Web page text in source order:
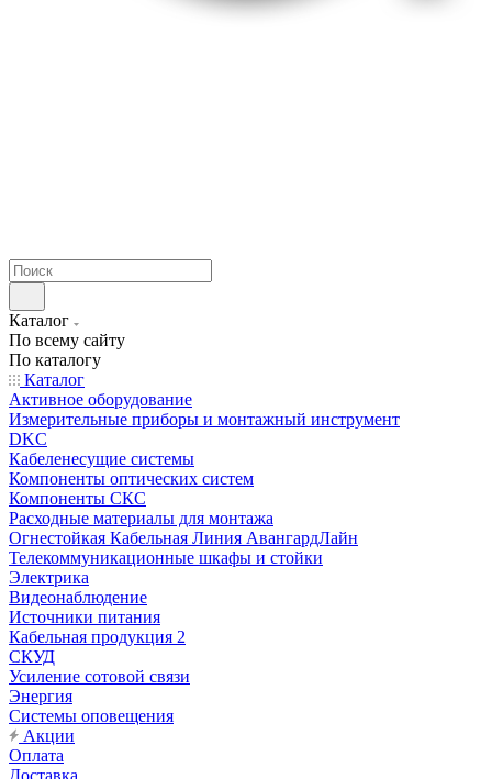
Каталог
По всему сайту
По каталогу
Каталог
Активное оборудование
Измерительные приборы и монтажный инструмент
DKC
Кабеленесущие системы
Компоненты оптических систем
Компоненты СКС
Расходные материалы для монтажа
Огнестойкая Кабельная Линия АвангардЛайн
Телекоммуникационные шкафы и стойки
Электрика
Видеонаблюдение
Источники питания
Кабельная продукция 2
СКУД
Усиление сотовой связи
Энергия
Системы оповещения
Акции
Оплата
Доставка